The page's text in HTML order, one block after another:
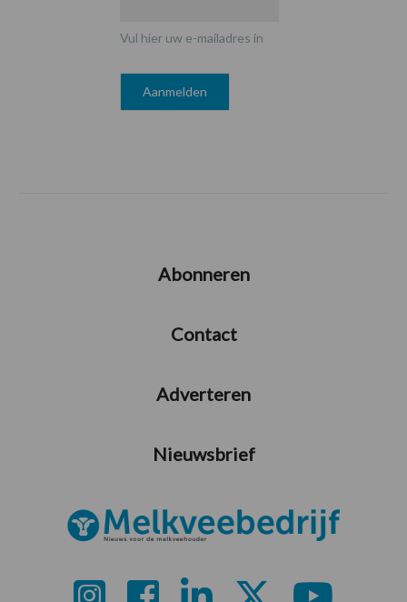
Vul hier uw e-mailadres in
Abonneren
Contact
Adverteren
Nieuwsbrief